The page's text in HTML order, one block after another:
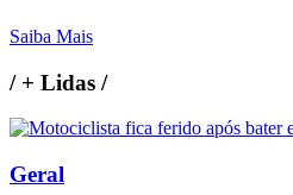
Saiba Mais
/+ Lidas /
Geral